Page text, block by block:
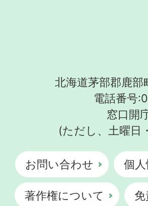
北海道茅部郡鹿部
電話番号
窓口開
(ただし、土曜日
お問い合わせ 個
著作権について